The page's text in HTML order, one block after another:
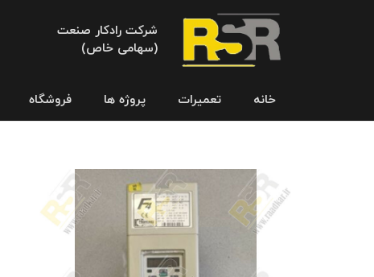
شرکت رادکار صنعت
(سهامی خاص)
خانه تعمیرات پروژه ها فروشگاه